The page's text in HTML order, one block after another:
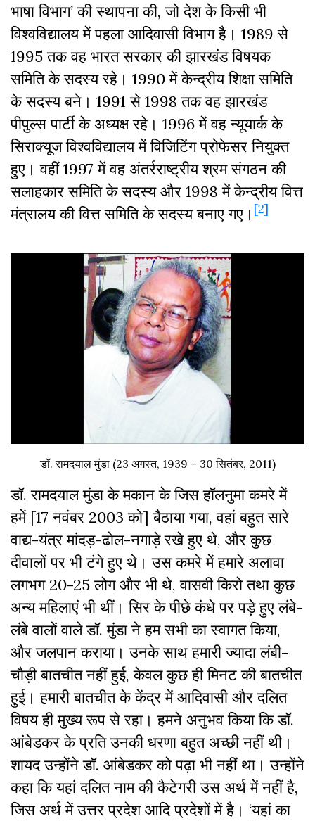
भाषा विभाग’ की स्थापना की, जो देश के किसी भी
विश्वविद्यालय में पहला आदिवासी विभाग है। 1989 से
1995 तक वह भारत सरकार की झारखंड विषयक
समिति के सदस्य रहे। 1990 में केन्द्रीय शिक्षा समिति
के सदस्य बने। 1991 से 1998 तक वह झारखंड
पीपुल्स पार्टी के अध्यक्ष रहे। 1996 में वह न्यूयार्क के
सिराक्यूज विश्वविद्यालय में विजिटिंग प्रोफेसर नियुक्त
हुए। वहीं 1997 में वह अंतर्रराष्ट्रीय श्रम संगठन की
सलाहकार समिति के सदस्य और 1998 में केन्द्रीय वित्त
मंत्रालय की वित्त समिति के सदस्य बनाए गए। [2]
डॉ. रामदयाल मुंडा (23 अगस्त, 1939 – 30 सितंबर, 2011)
डॉ. रामदयाल मुंडा के मकान के जिस हॉलनुमा कमरे में
हमें [17 नवंबर 2003 को] बैठाया गया, वहां बहुत सारे
वाद्य-यंत्र मांदड़-ढोल-नगाड़े रखे हुए थे, और कुछ
दीवालों पर भी टंगे हुए थे। उस कमरे में हमारे अलावा
लगभग 20-25 लोग और भी थे, वासवी किरो तथा कुछ
अन्य महिलाएं भी थीं। सिर के पीछे कंधे पर पड़े हुए लंबे-
लंबे वालों वाले डॉ. मुंडा ने हम सभी का स्वागत किया,
और जलपान कराया। उनके साथ हमारी ज्यादा लंबी-
चौड़ी बातचीत नहीं हुई, केवल कुछ ही मिनट की बातचीत
हुई। हमारी बातचीत के केंद्र में आदिवासी और दलित
विषय ही मुख्य रूप से रहा। हमने अनुभव किया कि डॉ.
आंबेडकर के प्रति उनकी धरणा बहुत अच्छी नहीं थी।
शायद उन्होंने डॉ. आंबेडकर को पढ़ा भी नहीं था। उन्होंने
कहा कि यहां दलित नाम की कैटेगरी उस अर्थ में नहीं है,
जिस अर्थ में उत्तर प्रदेश आदि प्रदेशों में है। ‘यहां का